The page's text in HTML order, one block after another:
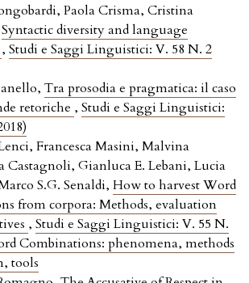
Paola Crisma, Cristina
Syntactic diversity and language
, Studi e Saggi Linguistici: V. 58 N. 2
Tra prosodia e pragmatica: il caso
retoriche , Studi e Saggi Linguistici:
Francesca Masini, Malvina
Castagnoli, Gianluca E. Lebani, Lucia
S.G. Senaldi, How to harvest Word
from corpora: Methods, evaluation
, Studi e Saggi Linguistici: V. 55 N.
Combinations: phenomena, methods
tools